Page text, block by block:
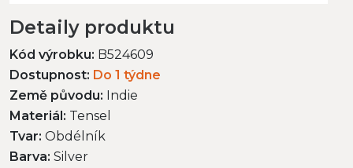
Detaily produktu
Kód výrobku: B524609
Dostupnost: Do 1 týdne
Země původu: Indie
Materiál: Tensel
Tvar: Obdélník
Barva: Silver